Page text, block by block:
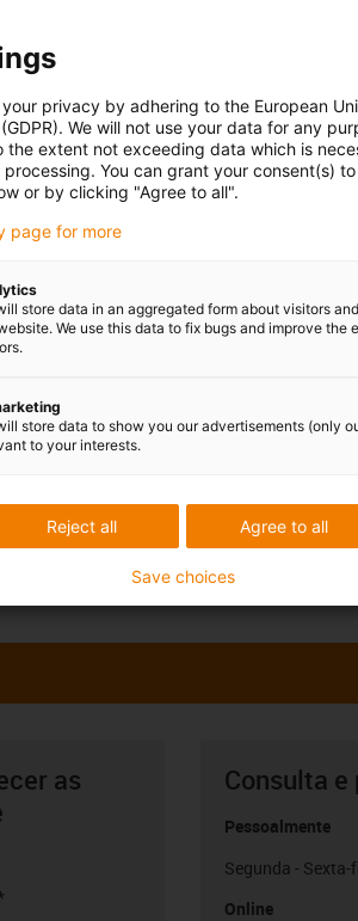
as
Consulta e
Pessoalmente
Segunda - Sexta-
Online
privacy by adhering to the European
We will not use your data for any
the extent not exceeding data which is
You can grant your consent(s)
or by clicking "Agree to all".
page for more
store data in an aggregated form about visitors
We use this data to fix bugs and improve the
store data to show you our advertisements (only
to your interests.
Agree to all
Reject all
Save choices